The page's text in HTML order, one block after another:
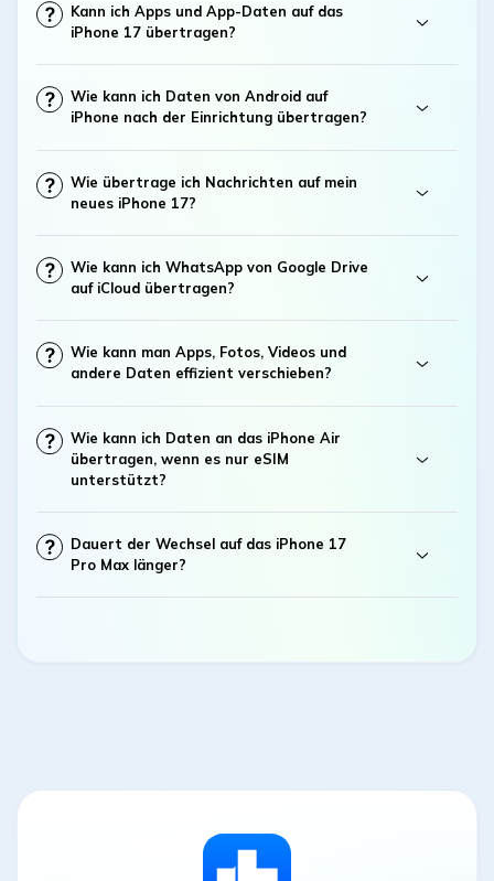
Kann ich Apps und App-Daten auf das
iPhone 17 übertragen?
Wie kann ich Daten von Android auf
iPhone nach der Einrichtung übertragen?
Wie übertrage ich Nachrichten auf mein
neues iPhone 17?
Wie kann ich WhatsApp von Google Drive
auf iCloud übertragen?
Wie kann man Apps, Fotos, Videos und
andere Daten effizient verschieben?
Wie kann ich Daten an das iPhone Air
übertragen, wenn es nur eSIM
unterstützt?
Dauert der Wechsel auf das iPhone 17
Pro Max länger?